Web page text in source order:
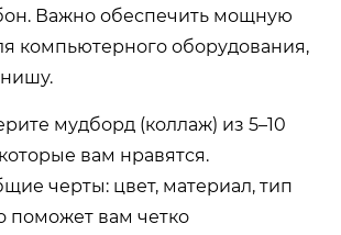
Важно обеспечить мощную
компьютерного оборудования,
мудборд (коллаж) из 5–10
вам нравятся.
черты: цвет, материал, тип
поможет вам четко